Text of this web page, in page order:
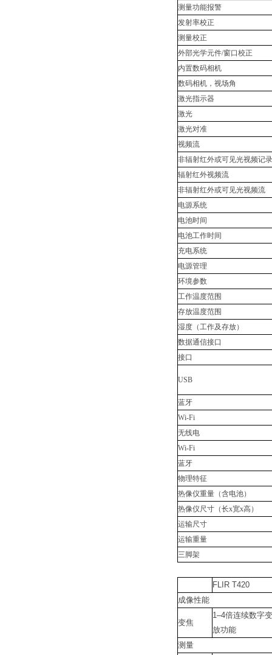
测量功能报警
发射率校正
测量校正
外部光学元件/窗口校正
内置数码相机
数码相机，视场角
激光指示器
激光
激光对准
视频流
非辐射红外或可见光视频记
辐射红外视频流
非辐射红外或可见光视频流
电源系统
电池时间
电池工作时间
充电系统
电源管理
环境参数
工作温度范围
存放温度范围
湿度（工作及存放）
数据通信接口
接口
USB
蓝牙
Wi-Fi
无线电
Wi-Fi
蓝牙
物理特征
热像仪重量（含电池）
热像仪尺寸（长x宽x高）
运输尺寸
运输重量
三脚架
FLIR T420
成像性能
变焦
1–4倍连续数字
放功能
测量